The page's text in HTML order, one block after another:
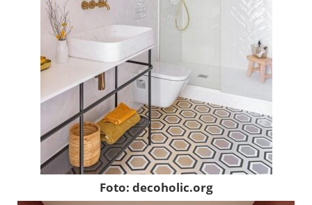
Foto: decoholic.org